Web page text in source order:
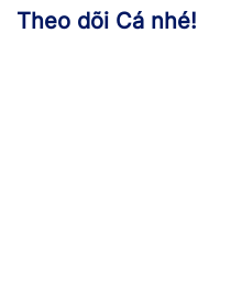
Theo dõi Cá nhé!